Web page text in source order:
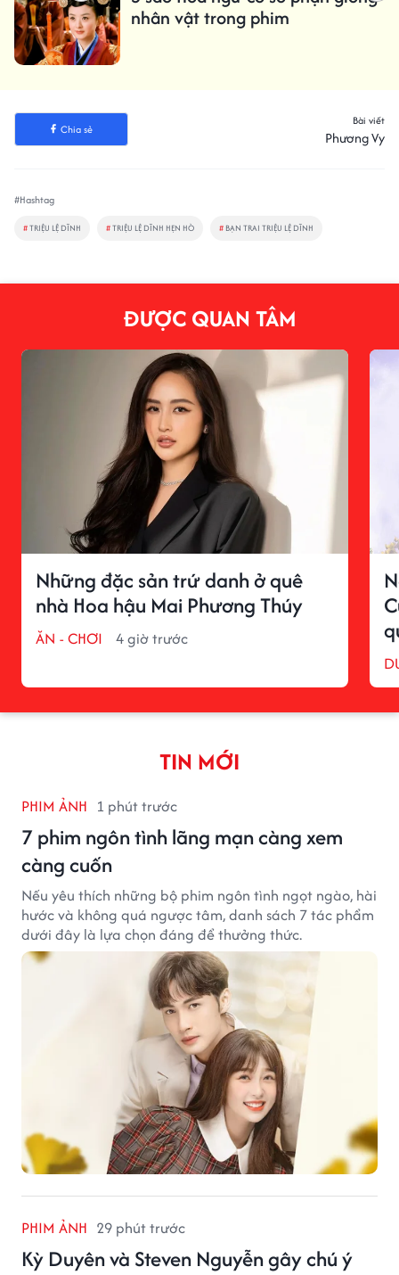
nhân vật trong phim
Chia sẻ
Bài viết
Phương Vy
#Hashtag
#TRIỆU LỆ DĨNH #TRIỆU LỆ DĨNH HẸN HÒ # BẠN TRAI TRIỆU LỆ DĨNH
ĐƯỢC QUAN TÂM
Những đặc sản trứ danh ở quê
nhà Hoa hậu Mai Phương Thúy
ĂN - CHƠI 4 giờ trước
TIN MỚI
PHIM ẢNH 1 phút trước
7 phim ngôn tình lãng mạn càng xem
càng cuốn
Nếu yêu thích những bộ phim ngôn tình ngọt ngào, hài
hước và không quá ngược tâm, danh sách 7 tác phẩm
dưới đây là lựa chọn đáng để thưởng thức.
PHIM ẢNH 29 phút trước
Kỳ Duyên và Steven Nguyễn gây chú ý